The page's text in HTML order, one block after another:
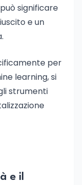
significare
e un
per
learning, si
strumenti
e il